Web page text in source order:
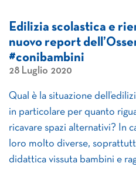
Edilizia scolastica e
nuovo report
#conibambini
28 Luglio 2020
Qual è la situazione
in particolare per quanto
ricavare spazi alternativi? In
loro molto diverse,
didattica vissuta bambini e